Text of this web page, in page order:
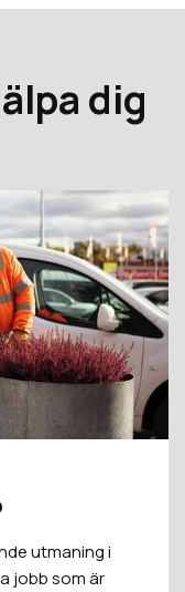
dig
utmaning i
jobb som är